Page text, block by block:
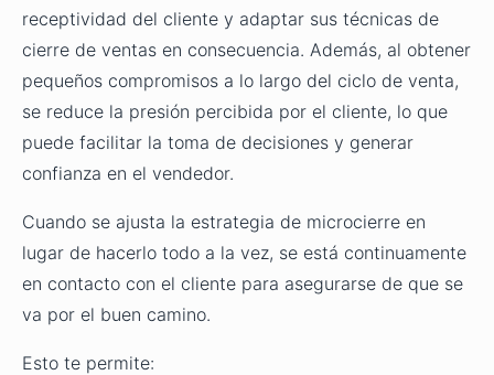
receptividad del cliente y adaptar sus técnicas de
cierre de ventas en consecuencia. Además, al obtener
pequeños compromisos a lo largo del ciclo de venta,
se reduce la presión percibida por el cliente, lo que
puede facilitar la toma de decisiones y generar
confianza en el vendedor.
Cuando se ajusta la estrategia de microcierre en
lugar de hacerlo todo a la vez, se está continuamente
en contacto con el cliente para asegurarse de que se
va por el buen camino.
Esto te permite: